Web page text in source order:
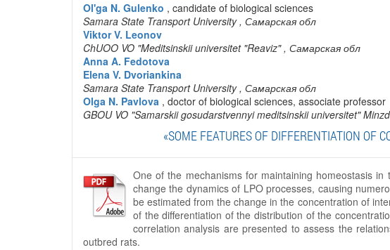
Ol'ga N. Gulenko , candidate of biological sciences
Samara State Transport University , Самарская обл
Viktor V. Leonov
ChUOO VO "Meditsinskii universitet "Reaviz" , Самарская обл
Anna A. Fedotova
Elena V. Dvoriankina
Samara State Transport University , Самарская обл
Olga N. Pavlova , doctor of biological sciences, associate professor
GBOU VO "Samarskii gosudarstvennyi meditsinskii universitet"
«SOME FEATURES OF DIFFERENTIATION OF
One of the mechanisms for maintaining homeostasis
change the dynamics of LPO processes, causing
be estimated from the change in the concentration of
of the differentiation of the distribution of the
correlation analysis are presented to assess the
outbred rats.